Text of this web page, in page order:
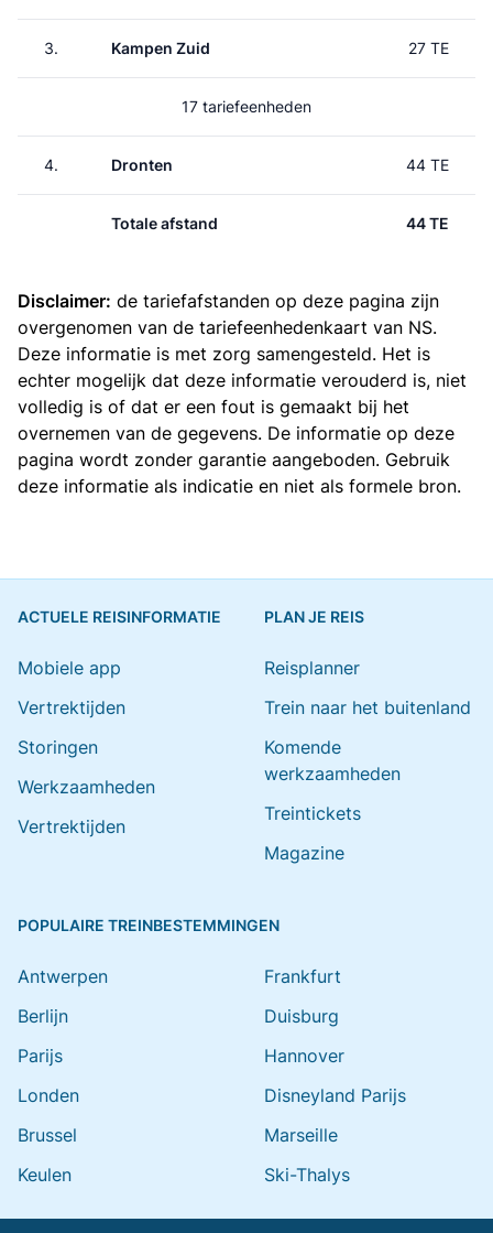
3. Kampen Zuid 27 TE
17 tariefeenheden
4. Dronten 44 TE
Totale afstand 44 TE
Disclaimer: de tariefafstanden op deze pagina zijn
overgenomen van de tariefeenhedenkaart van NS.
Deze informatie is met zorg samengesteld. Het is
echter mogelijk dat deze informatie verouderd is, niet
volledig is of dat er een fout is gemaakt bij het
overnemen van de gegevens. De informatie op deze
pagina wordt zonder garantie aangeboden. Gebruik
deze informatie als indicatie en niet als formele bron.
ACTUELE REISINFORMATIE
Mobiele app
Vertrektijden
Storingen
Werkzaamheden
Vertrektijden
PLAN JE REIS
Reisplanner
Trein naar het buitenland
Komende
werkzaamheden
Treintickets
Magazine
POPULAIRE TREINBESTEMMINGEN
Antwerpen
Berlijn
Parijs
Londen
Brussel
Keulen
Frankfurt
Duisburg
Hannover
Disneyland Parijs
Marseille
Ski-Thalys